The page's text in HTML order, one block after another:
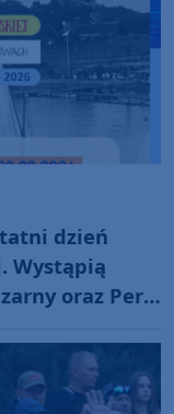
dzień
Wystąpią
oraz Perły